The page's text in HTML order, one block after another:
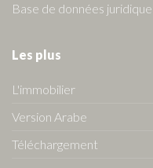
Base de données juridique
Les plus
L'immobilier
Version Arabe
Téléchargement